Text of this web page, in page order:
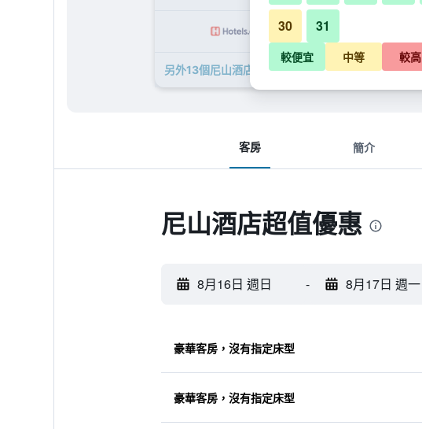
另外13個尼山酒店​的優惠
客房 簡介
尼山酒店超值優惠
8月16日 週日 - 8月17日 週一
豪華客房，沒有指定床型
豪華客房，沒有指定床型
30 31
較便宜 中等 較高